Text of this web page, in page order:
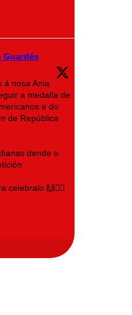
Guardés
á nosa Ania
a medalla de
e do
de República
dende o
celebralo 🙌❤️‍🔥